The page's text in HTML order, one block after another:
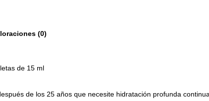
(0)
de 15 ml
de los 25 años que necesite hidratación profunda